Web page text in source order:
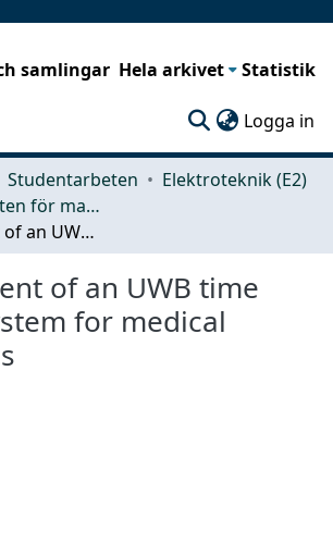
samlingar Hela arkivet Statistik
Logga in
Studentarbeten
Elektroteknik (E2)
Examensarbeten för masterexamen
Improvement of an UWB time domain system for medical diagnostics
of an UWB time
for medical